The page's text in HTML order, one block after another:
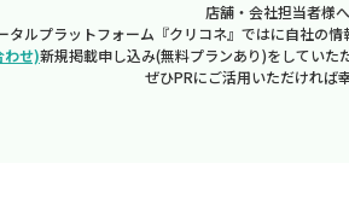
店舗・会社担当者様へ
タルプラットフォーム『クリコネ』ではに自社の情
わせ)新規掲載申し込み(無料プランあり)をしていた
ぜひPRにご活用いただければ幸